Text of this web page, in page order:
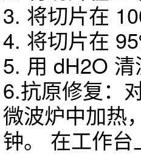
3. 将切片在
4. 将切片在
5. 用 dH2O
6.抗原修复：
微波炉中加热
钟。 在工作